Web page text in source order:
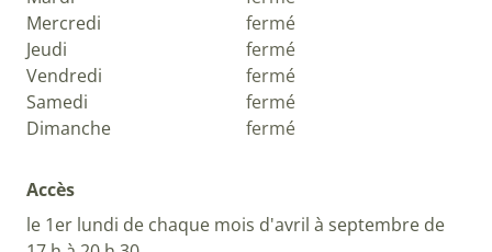
Mercredi
fermé
Jeudi
fermé
Vendredi
fermé
Samedi
fermé
Dimanche
fermé
Accès
le 1er lundi de chaque mois d'avril à septembre de